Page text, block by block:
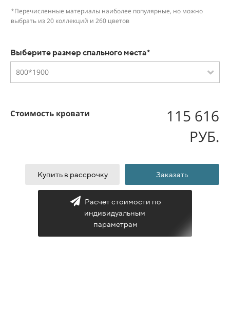
*Перечисленные материалы наиболее популярные, но можно
выбрать из 20 коллекций и 260 цветов
Выберите размер спального места*
800*1900
Стоимость кровати
115 616
РУБ.
Купить в рассрочку Заказать
Расчет стоимости по
индивидуальным
параметрам